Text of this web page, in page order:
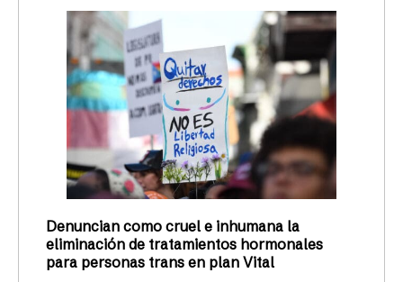
Denuncian como cruel e inhumana la
eliminación de tratamientos hormonales
para personas trans en plan Vital